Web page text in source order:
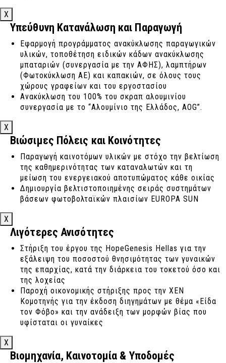
X
Υπεύθυνη Κατανάλωση και Παραγωγή
Εφαρμογή προγράμματος ανακύκλωσης παραγωγικών
υλικών, τοποθέτηση ειδικών κάδων ανακύκλωσης
μπαταριών (συνεργασία με την ΑΦΗΣ), λαμπτήρων
(Φωτοκύκλωση ΑΕ) και καπακιών, σε όλους τους
χώρους γραφείων και του εργοστασίου
Ανακύκλωση του 100% του σκραπ αλουμινίου
συνεργασία με το “Αλουμίνιο της Ελλάδος, AOG”.
X
Βιώσιμες Πόλεις και Κοινότητες
Παραγωγή καινοτόμων υλικών με στόχο την βελτίωση
της καθημερινότητας των καταναλωτών και τη
μείωση του ενεργειακού αποτυπώματος κάθε οικίας
Δημιουργία βελτιστοποιημένης σειράς συστημάτων
βάσεων φωτοβολταϊκών πλαισίων EUROPA SUN
X
Λιγότερες Ανισότητες
Στήριξη του έργου της HopeGenesis Hellas για την
εξάλειψη του ποσοστού θνησιμότητας των γυναικών
της επαρχίας, κατά την διάρκεια του τοκετού όσο και
της λοχείας
Παροχή οικονομικής στήριξης προς την ΧΕΝ
Κομοτηνής για την έκδοση διηγημάτων με θέμα «Είδα
τον Φόβο» και την ανάδειξη των μορφών βίας που
υφίσταται οι γυναίκες
X
Βιομηχανία, Καινοτομία & Υποδομές